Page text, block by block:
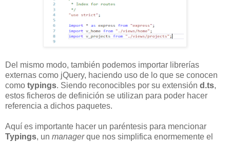
Del mismo modo, también podemos importar librerías
externas como jQuery, haciendo uso de lo que se conocen
como typings. Siendo reconocibles por su extensión d.ts,
estos ficheros de definición se utilizan para poder hacer
referencia a dichos paquetes.
Aquí es importante hacer un paréntesis para mencionar
Typings, un managerque nos simplifica enormemente el